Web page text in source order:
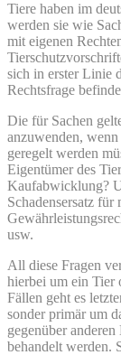
Tiere haben im
werden sie wie
mit eigenen
sich in erster Linie
Rechtsfrage
Die für Sachen
anzuwenden,
geregelt werden
Eigentümer des
Kaufabwicklung?
Schadensersatz
usw.
All diese Fragen
hierbei um ein Tier
Fällen geht es
sonder primär um
gegenüber
behandelt werden.